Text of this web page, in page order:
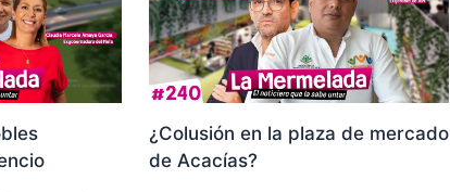
¿Colusión en la plaza de mercado
de Acacías?